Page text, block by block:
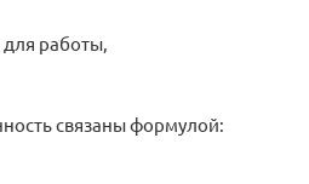
работы,
связаны формулой: